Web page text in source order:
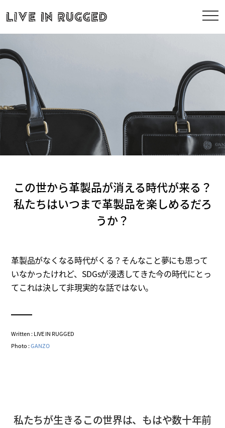
この世から革製品が消える時代が来る？
私たちはいつまで革製品を楽しめるだろ
うか？
革製品がなくなる時代がくる？そんなこと夢にも思って
いなかったけれど、SDGsが浸透してきた今の時代にとっ
てこれは決して非現実的な話ではない。
Written : LIVE IN RUGGED
Photo :GANZO
私たちが生きるこの世界は、もはや数十年前